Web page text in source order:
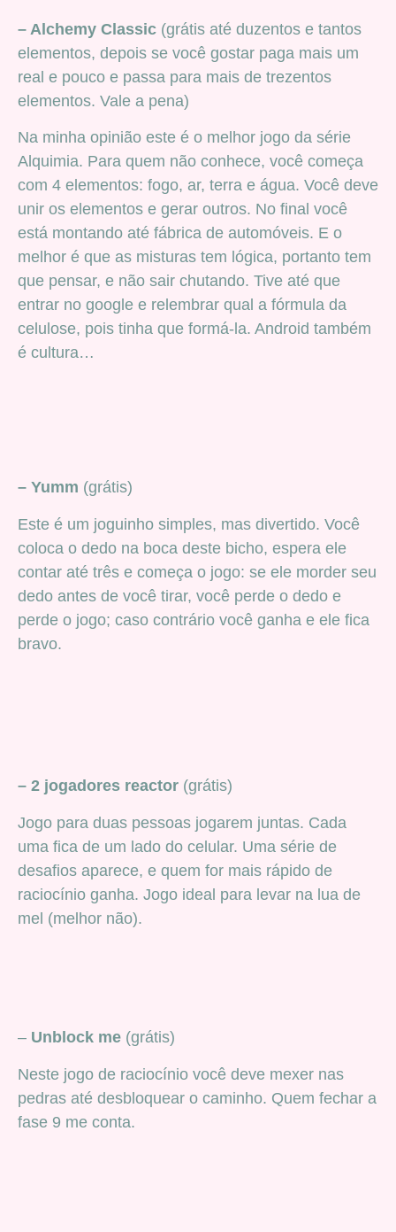
– Alchemy Classic (grátis até duzentos e tantos
elementos, depois se você gostar paga mais um
real e pouco e passa para mais de trezentos
elementos. Vale a pena)
Na minha opinião este é o melhor jogo da série
Alquimia. Para quem não conhece, você começa
com 4 elementos: fogo, ar, terra e água. Você deve
unir os elementos e gerar outros. No final você
está montando até fábrica de automóveis. E o
melhor é que as misturas tem lógica, portanto tem
que pensar, e não sair chutando. Tive até que
entrar no google e relembrar qual a fórmula da
celulose, pois tinha que formá-la. Android também
é cultura…
– Yumm (grátis)
Este é um joguinho simples, mas divertido. Você
coloca o dedo na boca deste bicho, espera ele
contar até três e começa o jogo: se ele morder seu
dedo antes de você tirar, você perde o dedo e
perde o jogo; caso contrário você ganha e ele fica
bravo.
– 2 jogadores reactor (grátis)
Jogo para duas pessoas jogarem juntas. Cada
uma fica de um lado do celular. Uma série de
desafios aparece, e quem for mais rápido de
raciocínio ganha. Jogo ideal para levar na lua de
mel (melhor não).
– Unblock me (grátis)
Neste jogo de raciocínio você deve mexer nas
pedras até desbloquear o caminho. Quem fechar a
fase 9 me conta.